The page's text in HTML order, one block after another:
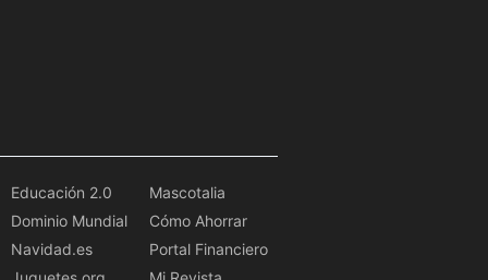
Educación 2.0
Dominio Mundial
Navidad.es
Mascotalia
Cómo Ahorrar
Portal Financiero